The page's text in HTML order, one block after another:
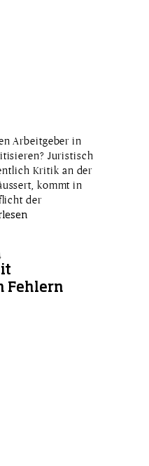
Arbeitgeber in
Juristisch
Kritik an der
kommt in
der
Fehlern